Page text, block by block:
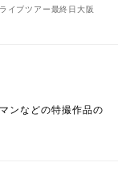
イブツアー最終日大阪
ンなどの特撮作品の